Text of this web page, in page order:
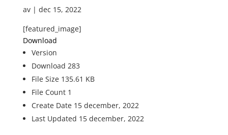
av | dec 15, 2022
[featured_image]
Download
Version
Download 283
File Size 135.61 KB
File Count 1
Create Date 15 december, 2022
Last Updated 15 december, 2022